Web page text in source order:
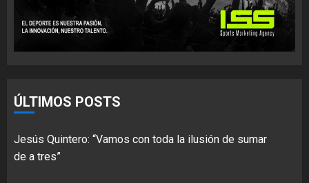
ÚLTIMOS POSTS
Jesús Quintero: “Vamos con toda la ilusión de sumar
de a tres”